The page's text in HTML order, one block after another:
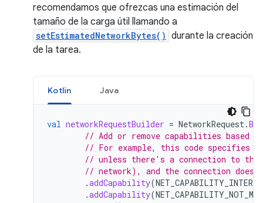
recomendamos que ofrezcas una estimación del
tamaño de la carga útil llamando a
setEstimatedNetworkBytes() durante la creación
de la tarea.
Kotlin Java
val networkRequestBuilder = NetworkRequest.
// Add or remove capabilities based
// For example, this code specifies
// unless there's a connection to
// network), and the connection
.addCapability(
.addCapability(